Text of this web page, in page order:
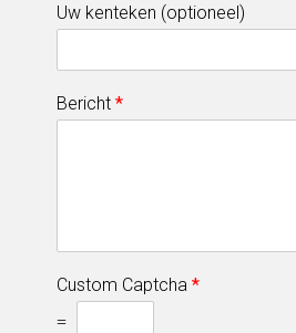
Uw kenteken (optioneel)
Bericht *
Custom Captcha *
=